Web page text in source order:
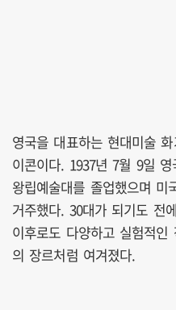
영국을 대표하는 현대미술
이콘이다. 1937년 7월 9일
왕립예술대를 졸업했으며 미
거주했다. 30대가 되기도 전
이후로도 다양하고 실험적
의 장르처럼 여겨졌다.